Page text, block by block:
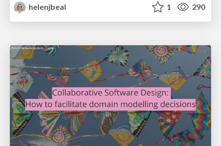
helenjbeal
1 290